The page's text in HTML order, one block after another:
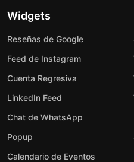
Widgets
Reseñas de Google
Feed de Instagram
Cuenta Regresiva
LinkedIn Feed
Chat de WhatsApp
Popup
Calendario de Eventos